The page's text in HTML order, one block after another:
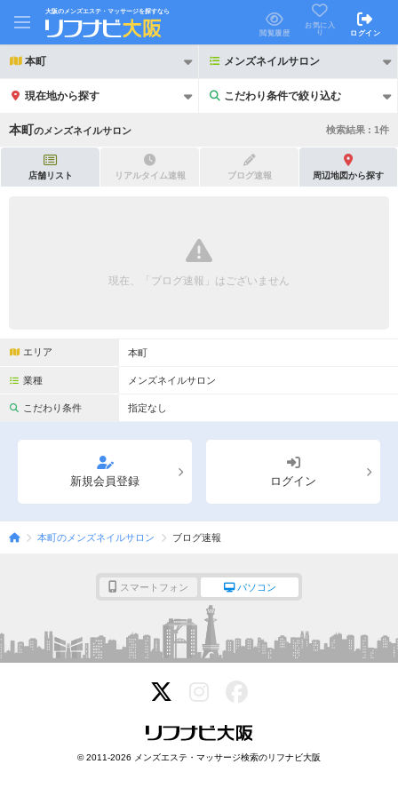
大阪のメンズエステ・マッサージを探すなら
閲覧履歴
お気に入
り
ログイン
本町 メンズネイルサロン
現在地から探す こだわり条件で絞り込む
こだわり条件で絞り込む
完全個室
ペアルームあり シャワー室完備
フットバスあり
専用駐車場あり 有資格者在籍
日本人スタッフのみ
Ｗセラピスト
こだわり条件を変更
本町の メンズネイルサロン 検索結果 : 1件
店舗リスト リアルタイム速報 ブログ速報 周辺地図から探す
現在、「ブログ速報」はございません
エリア 本町
業種 メンズネイルサロン
こだわり条件 指定なし
新規会員登録 ログイン
本町のメンズネイルサロン ブログ速報
スマートフォン パソコン
© 2011-2026 メンズエステ・マッサージ検索のリフナビ大阪